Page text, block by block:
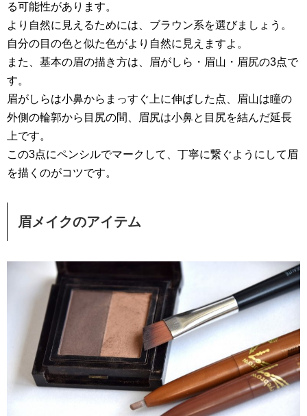
る可能性があります。
より自然に見えるためには、ブラウン系を選びましょう。
自分の目の色と似た色がより自然に見えますよ。
また、基本の眉の描き方は、眉がしら・眉山・眉尻の3点で
す。
眉がしらは小鼻からまっすぐ上に伸ばした点、眉山は瞳の
外側の輪郭から目尻の間、眉尻は小鼻と目尻を結んだ延長
上です。
この3点にペンシルでマークして、丁寧に繋ぐようにして眉
を描くのがコツです。
眉メイクのアイテム